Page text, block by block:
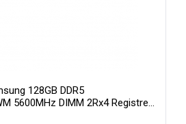
128GB DDR5
5600MHz DIMM 2Rx4 Registred